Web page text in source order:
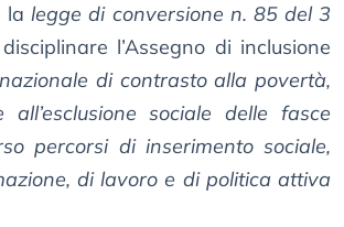
lalegge di conversione n. 85 del 3
l’Assegno di inclusione
di contrasto alla povertà,
sociale delle fasce
percorsi di inserimento sociale,
di lavoro e di politica attiva